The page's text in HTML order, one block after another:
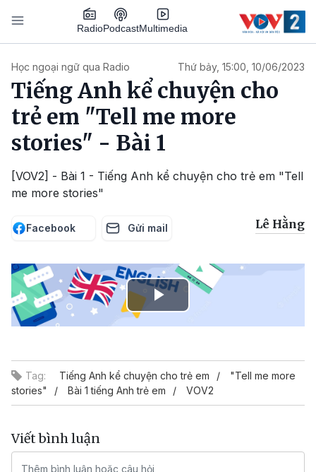
Nhảy đến nội dung
RadioPodcastMultimedia
Học ngoại ngữ qua Radio Thứ bảy, 15:00, 10/06/2023
Tiếng Anh kể chuyện cho
trẻ em "Tell me more
stories" - Bài 1
[VOV2] - Bài 1 - Tiếng Anh kể chuyện cho trẻ em "Tell
me more stories"
Facebook Gửi mail Lê Hằng
Play
Tag: Tiếng Anh kể chuyện cho trẻ em
"Tell me more
stories"
Bài 1 tiếng Anh trẻ em VOV2
Viết bình luận